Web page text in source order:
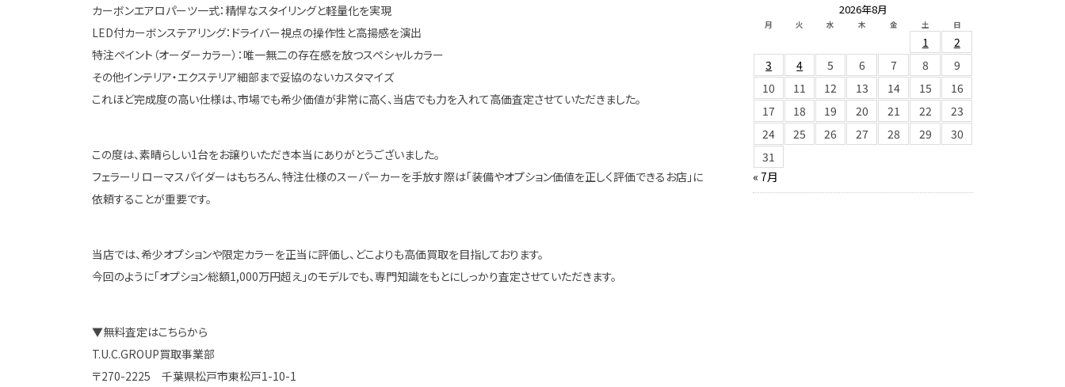
カーボンエアロパーツ一式：精悍なスタイリングと軽量化を実現
LED付カーボンステアリング：ドライバー視点の操作性と高揚感を演出
特注ペイント（オーダーカラー）：唯一無二の存在感を放つスペシャルカラー
その他インテリア・エクステリア細部まで妥協のないカスタマイズ
これほど完成度の高い仕様は、市場でも希少価値が非常に高く、当店でも力を入れて高価査定させていただきました。
この度は、素晴らしい1台をお譲りいただき本当にありがとうございました。
フェラーリ ローマスパイダーはもちろん、特注仕様のスーパーカーを手放す際は「装備やオプション価値を正しく評価できるお店」に
依頼することが重要です。
当店では、希少オプションや限定カラーを正当に評価し、どこよりも高価買取を目指しております。
今回のように「オプション総額1,000万円超え」のモデルでも、専門知識をもとにしっかり査定させていただきます。
▼無料査定はこちらから
T.U.C.GROUP買取事業部
〒270-2225 千葉県松戸市東松戸1-10-1
2026年8月
月 火 水 木 金 土 日
1
2
3
4 5 6 7 8
9
10
11 12 13 14 15
16
17
18 19 20 21 22
23
24
25 26 27 28 29
30
31
« 7月